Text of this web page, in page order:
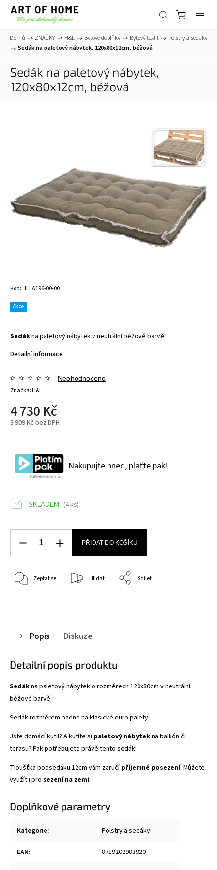
Domů / ZNAČKY / H&L / Bytové doplňky / Bytový textil /
Polstry a sedáky
/
Sedák na paletový nábytek, 120x80x12cm, béžová
Sedák na paletový nábytek,
120x80x12cm, béžová
Kód:HL_A196-00-00
Akce
Sedákna paletový nábytek v neutrální béžové barvě.
Detailní informace
Značka:H&L
Neohodnoceno
4 730 Kč
3 909 Kč bez DPH
Nakupujte hned, plaťte pak!
SKLADEM (4 ks)
PŘIDAT DO KOŠÍKU
Zeptat se Hlídat Sdílet
Popis Diskuze
Detailní popis produktu
Sedákna paletový nábytek o rozměrech 120x80cm v neutrální
béžové barvě.
Sedák rozměrem padne na klasické euro palety.
Jste domácí kutil? A kutíte si paletový nábytekna balkón či
terasu? Pak potřebujete právě tento sedák!
Tloušťka podsedáku 12cm vám zaručípříjemné posezení. Můžete
využít i pro sezení na zemi.
Doplňkové parametry
Kategorie: Polstry a sedáky
EAN: 8719202983920